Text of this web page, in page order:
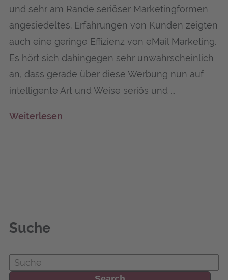
und sehr am Rande seriöser Marketingformen
angesiedeltes. Erfahrungen von Kunden zeigten
auch eine geringe Effizienz von eMail Marketing.
Es hört sich dahingegen sehr unwahrscheinlich
an, dass gerade über diese Werbung nun auf
intelligente Art und Weise seriös und ...
Weiterlesen
Suche